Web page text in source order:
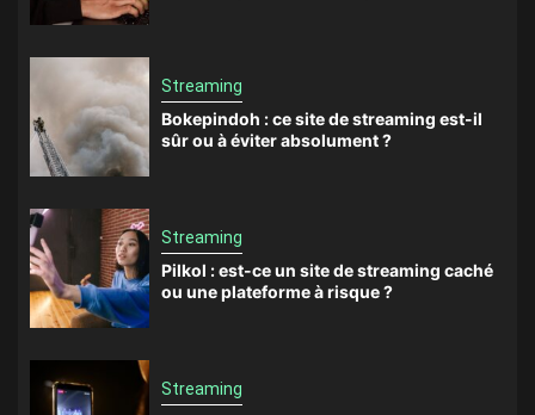
Streaming
Bokepindoh : ce site de streaming est-il
sûr ou à éviter absolument ?
Streaming
Pilkol : est-ce un site de streaming caché
ou une plateforme à risque ?
Streaming